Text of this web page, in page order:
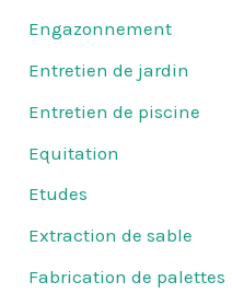
Engazonnement
Entretien de jardin
Entretien de piscine
Equitation
Etudes
Extraction de sable
Fabrication de palettes